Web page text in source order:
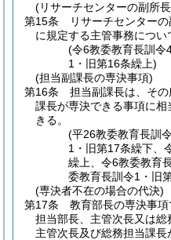
(リサーチセンターの副所
第15条
リサーチセンターの
に規定する主管事務につい
(令6教委教育長訓令
1・旧第16条繰上)
(担当副課長の専決事項)
第16条
担当副課長は、そ
課長が専決できる事項に
きる。
(平26教委教育長訓
1・旧第17条繰下、
繰上、令6教委教育
委教育長訓令1・旧
(専決者不在の場合の代決)
第17条
教育部長の専決事
担当部長、主管次長又は総
主管次長及び総務担当課